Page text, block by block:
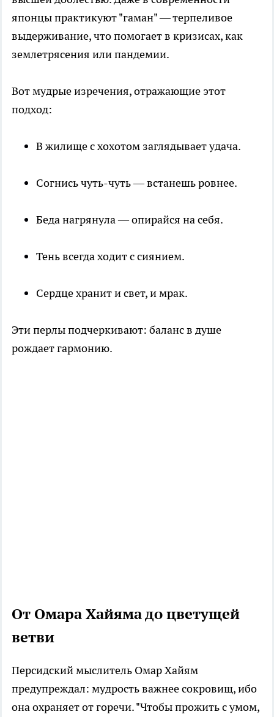
японцы практикуют "гаман" — терпеливое
выдерживание, что помогает в кризисах, как
землетрясения или пандемии.
Вот мудрые изречения, отражающие этот
подход:
В жилище с хохотом заглядывает удача.
Согнись чуть-чуть — встанешь ровнее.
Беда нагрянула — опирайся на себя.
Тень всегда ходит с сиянием.
Сердце хранит и свет, и мрак.
Эти перлы подчеркивают: баланс в душе
рождает гармонию.
От Омара Хайяма до цветущей
ветви
Персидский мыслитель Омар Хайям
предупреждал: мудрость важнее сокровищ, ибо
она охраняет от горечи. "Чтобы прожить с умом,